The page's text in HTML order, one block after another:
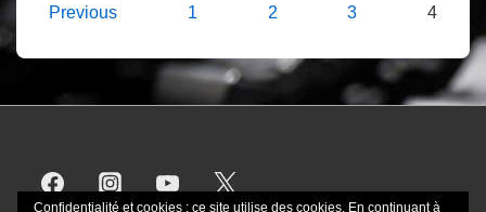
Pagination
des
publications
Previous 1 2 3 4
Confidentialité et cookies : ce site utilise des cookies. En continuant à